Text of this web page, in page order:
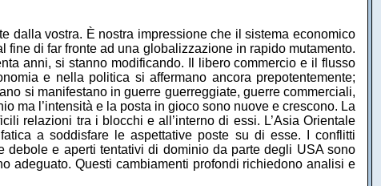
dalla vostra. È nostra impressione che il sistema economico
di far fronte ad una globalizzazione in rapido mutamento.
anni, si stanno modificando. Il libero commercio e il flusso
e nella politica si affermano ancora prepotentemente;
si manifestano in guerre guerreggiate, guerre commerciali,
ma l’intensità e la posta in gioco sono nuove e crescono. La
relazioni tra i blocchi e all’interno di essi. L’Asia Orientale
a soddisfare le aspettative poste su di esse. I conflitti
debole e aperti tentativi di dominio da parte degli USA sono
adeguato. Questi cambiamenti profondi richiedono analisi e